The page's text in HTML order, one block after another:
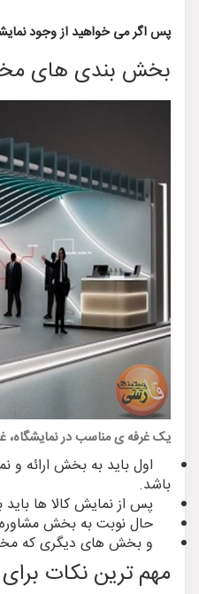
پس اگر می خواهید از وجود
بخش بندی های
یک غرفه ی مناسب در نمایشگاه،
اول باید به بخش ارائه و
باشد.
پس از نمایش کالا ها
حال نوبت به بخش مشاوره
و بخش های دیگری که
مهم ترین نکات